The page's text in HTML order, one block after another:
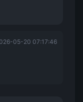
05-20 07:17:46